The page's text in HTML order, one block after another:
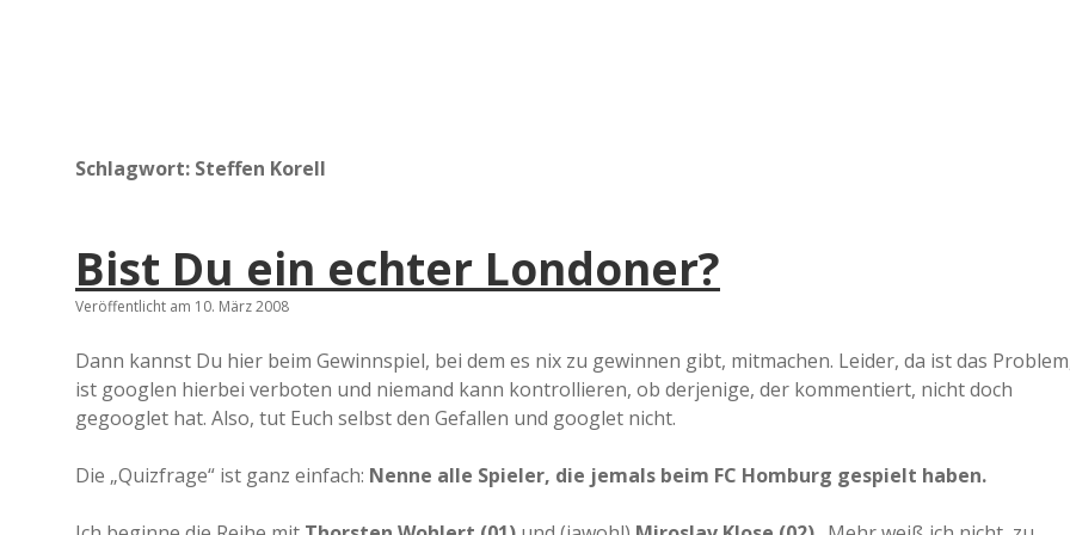
a
d
e
Schlagwort: Steffen Korell
Bist Du ein echter Londoner?
Veröffentlicht am 10. März 2008
Dann kannst Du hier beim Gewinnspiel, bei dem es nix zu gewinnen gibt, mitmachen. Leider, da ist das
ist googlen hierbei verboten und niemand kann kontrollieren, ob derjenige, der kommentiert, nicht doch
gegooglet hat. Also, tut Euch selbst den Gefallen und googlet nicht.
Die „Quizfrage“ ist ganz einfach: Nenne alle Spieler, die jemals beim FC Homburg gespielt haben.